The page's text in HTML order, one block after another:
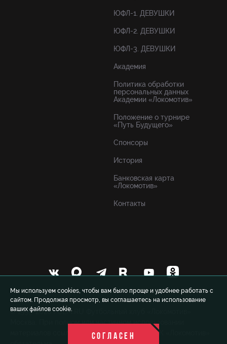
Мы используем cookies, чтобы вам было проще и удобнее работать с
сайтом. Продолжая просмотр, вы соглашаетесь на использование
ваших файлов cookie.
СОГЛАСЕН
ЮФЛ-1. ДЕВУШКИ
ЮФЛ-2. ДЕВУШКИ
ЮФЛ-3. ДЕВУШКИ
Академия
Политика обработки
персональных данных
Академии «Локомотив»
Положение о турнире
«Путь Будущего»
Спонсоры
История
Банковская карта
«Локомотив»
Контакты
© 1999-2026 FCLM.RU Футбольный клуб «Локомотив»
Москва. При полном или частичном использовании
материалов ссылка на официальный сайт ФК «Локомотив»